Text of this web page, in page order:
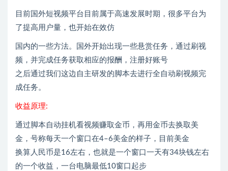
目前国外短视频平台目前属于高速发展时期，很多平台为
了提高用户量，也开始在效仿
国内的一些方法。国外开始出现一些悬赏任务，通过刷视
频，并完成任务获取相应的报酬，注册好账号
之后通过我们这边自主研发的脚本去进行全自动刷视频完
成任务。
收益原理:
通过脚本自动挂机看视频赚取金币，再用金币去换取美
金，号称每天一个窗口在4–6美金的样子，目前美金
换算人民币是16左右，也就是一个窗口一天有34块钱左右
的一个收益，一台电脑最低10窗口起步